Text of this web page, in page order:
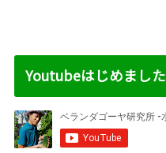
Youtubeはじめました